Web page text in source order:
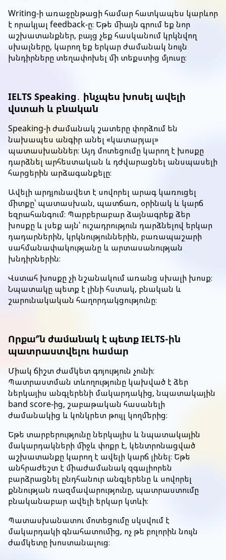
Writing-ի առաջընթացի համար հատկապես կարևոր
է որակյալ feedback-ը։ Եթե միայն գրում եք նոր
աշխատանքներ, բայց չեք հասկանում կրկնվող
սխալները, կարող եք երկար ժամանակ նույն
խնդիրները տեղափոխել մի տեքստից մյուսը։
IELTS Speaking․ ինչպես խոսել ավելի
վստահ և բնական
Speaking-ի ժամանակ շատերը փորձում են
նախապես անգիր անել «կատարյալ»
պատասխաններ։ Այդ մոտեցումը կարող է խոսքը
դարձնել արհեստական և դժվարացնել անսպասելի
հարցերին արձագանքելը։
Ավելի արդյունավետ է սովորել արագ կառուցել
միտքը՝ պատասխան, պատճառ, օրինակ և կարճ
եզրահանգում։ Պարբերաբար ձայնագրեք ձեր
խոսքը և լսեք այն՝ ուշադրություն դարձնելով երկար
դադարներին, կրկնություններին, բառապաշարի
սահմանափակությանը և արտասանության
խնդիրներին։
Վստահ խոսքը չի նշանակում առանց սխալի խոսք։
Նպատակը պետք է լինի հստակ, բնական և
շարունակական հաղորդակցությունը։
Որքա՞ն ժամանակ է պետք IELTS-ին
պատրաստվելու համար
Միակ ճիշտ ժամկետ գոյություն չունի։
Պատրաստման տևողությունը կախված է ձեր
ներկայիս անգլերենի մակարդակից, նպատակային
band score-ից, շաբաթական հասանելի
ժամանակից և կոնկրետ թույլ կողմերից։
Եթե տարբերությունը ներկայիս և նպատակային
մակարդակների միջև փոքր է, կենտրոնացված
աշխատանքը կարող է ավելի կարճ լինել։ Եթե
անհրաժեշտ է միաժամանակ զգալիորեն
բարձրացնել ընդհանուր անգլերենը և սովորել
քննության ռազմավարությունը, պատրաստումը
բնականաբար ավելի երկար կտևի։
Պատասխանատու մոտեցումը սկսվում է
մակարդակի գնահատումից, ոչ թե բոլորին նույն
ժամկետը խոստանալուց։